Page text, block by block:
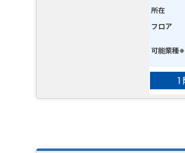
所在
フロア
可能業種※